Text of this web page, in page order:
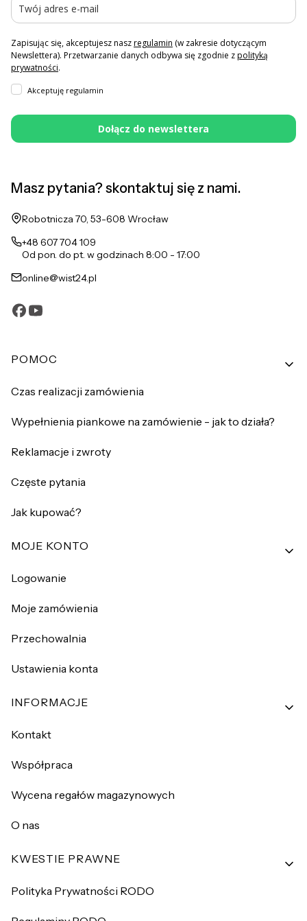
Zapisując się, akceptujesz naszregulamin (w zakresie dotyczącym
Newslettera). Przetwarzanie danych odbywa się zgodnie zpolityką
prywatności.
Akceptuję regulamin
Dołącz do newslettera
Masz pytania? skontaktuj się z nami.
Adres:
Robotnicza 70, 53-608 Wrocław
+48 607 704 109
Od pon. do pt. w godzinach 8:00 - 17:00
online@wist24.pl
Linki w stopce
POMOC
Czas realizacji zamówienia
Wypełnienia piankowe na zamówienie - jak to działa?
Reklamacje i zwroty
Częste pytania
Jak kupować?
MOJE KONTO
Logowanie
Moje zamówienia
Przechowalnia
Ustawienia konta
INFORMACJE
Kontakt
Współpraca
Wycena regałów magazynowych
O nas
KWESTIE PRAWNE
Polityka Prywatności RODO